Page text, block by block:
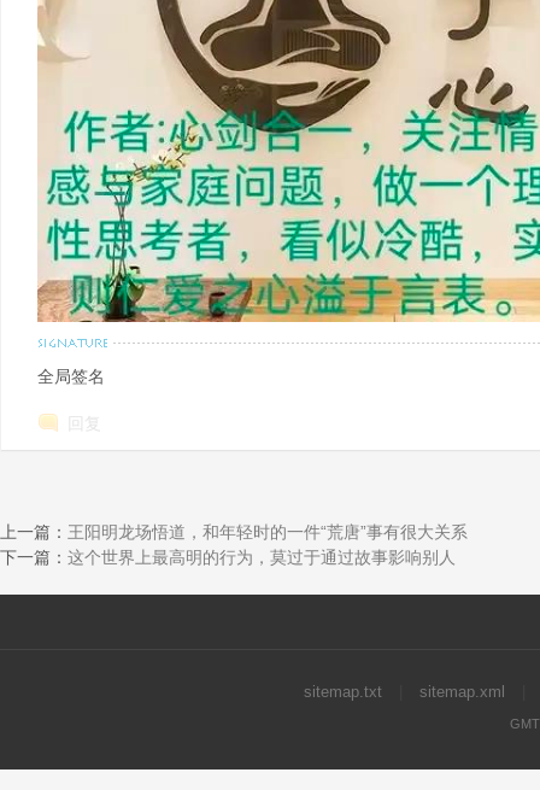
全局签名
回复
上一篇： 王阳明龙场悟道，和年轻时的一件“荒唐”事有很大关系
下一篇： 这个世界上最高明的行为，莫过于通过故事影响别人
sitemap.txt sitemap.xml